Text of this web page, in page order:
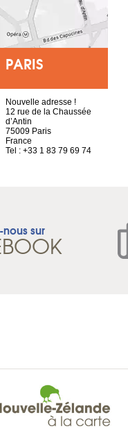
PARIS
Nouvelle adresse !
12 rue de la Chaussée
d’Antin
75009 Paris
France
Tel : +33 1 83 79 69 74
sur